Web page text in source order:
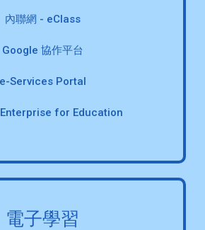
內聯網 - eClass
Google 協作平台
e-Services Portal
for Education
電子學習